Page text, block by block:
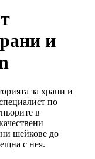
и
за храни и
по
в
шейкове до
с нея.